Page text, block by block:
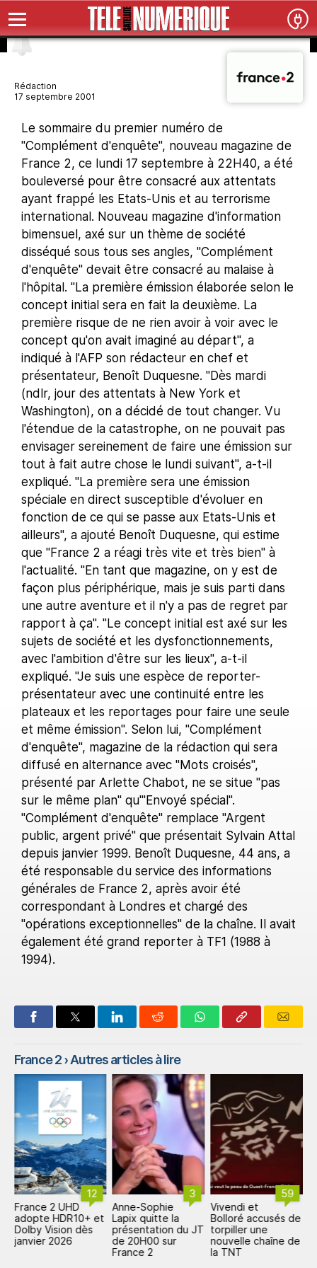
Rédaction
17 septembre 2001
Le sommaire du premier numéro de
"Complément d'enquête", nouveau magazine de
France 2, ce lundi 17 septembre à 22H40, a été
bouleversé pour être consacré aux attentats
ayant frappé les Etats-Unis et au terrorisme
international. Nouveau magazine d'information
bimensuel, axé sur un thème de société
disséqué sous tous ses angles, "Complément
d'enquête" devait être consacré au malaise à
l'hôpital. "La première émission élaborée selon le
concept initial sera en fait la deuxième. La
première risque de ne rien avoir à voir avec le
concept qu'on avait imaginé au départ", a
indiqué à l'AFP son rédacteur en chef et
présentateur, Benoît Duquesne. "Dès mardi
(ndlr, jour des attentats à New York et
Washington), on a décidé de tout changer. Vu
l'étendue de la catastrophe, on ne pouvait pas
envisager sereinement de faire une émission sur
tout à fait autre chose le lundi suivant", a-t-il
expliqué. "La première sera une émission
spéciale en direct susceptible d'évoluer en
fonction de ce qui se passe aux Etats-Unis et
ailleurs", a ajouté Benoît Duquesne, qui estime
que "France 2 a réagi très vite et très bien" à
l'actualité. "En tant que magazine, on y est de
façon plus périphérique, mais je suis parti dans
une autre aventure et il n'y a pas de regret par
rapport à ça". "Le concept initial est axé sur les
sujets de société et les dysfonctionnements,
avec l'ambition d'être sur les lieux", a-t-il
expliqué. "Je suis une espèce de reporter-
présentateur avec une continuité entre les
plateaux et les reportages pour faire une seule
et même émission". Selon lui, "Complément
d'enquête", magazine de la rédaction qui sera
diffusé en alternance avec "Mots croisés",
présenté par Arlette Chabot, ne se situe "pas
sur le même plan" qu'"Envoyé spécial".
"Complément d'enquête" remplace "Argent
public, argent privé" que présentait Sylvain Attal
depuis janvier 1999. Benoît Duquesne, 44 ans, a
été responsable du service des informations
générales de France 2, après avoir été
correspondant à Londres et chargé des
"opérations exceptionnelles" de la chaîne. Il avait
également été grand reporter à TF1 (1988 à
1994).
France 2› Autres articles à lire
12
France 2 UHD
adopte HDR10+ et
Dolby Vision dès
janvier 2026
3
Anne-Sophie
Lapix quitte la
présentation du JT
de 20H00 sur
France 2
59
Vivendi et
Bolloré accusés de
torpiller une
nouvelle chaîne de
la TNT